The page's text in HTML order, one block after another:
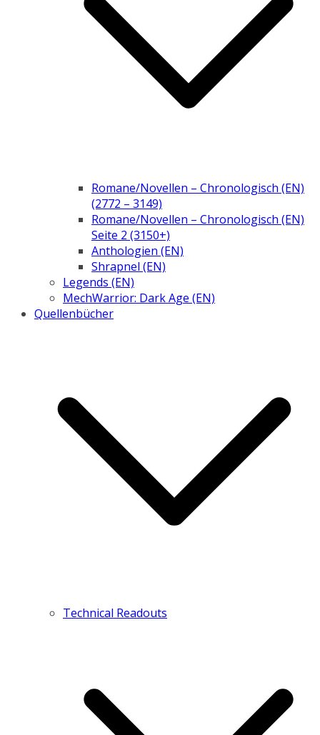
Romane/Novellen – Chronologisch (EN)
(2772 – 3149)
Romane/Novellen – Chronologisch (EN)
Seite 2 (3150+)
Anthologien (EN)
Shrapnel (EN)
Legends (EN)
MechWarrior: Dark Age (EN)
Quellenbücher
Technical Readouts